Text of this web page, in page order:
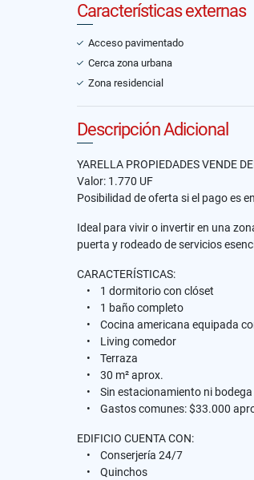
Características externas
Acceso pavimentado
Cerca zona urbana
Zona residencial
Descripción Adicional
YARELLA PROPIEDADES VENDE
Valor: 1.770 UF
Posibilidad de oferta si el pago es
Ideal para vivir o invertir en una
puerta y rodeado de servicios
CARACTERÍSTICAS:
• 1 dormitorio con clóset
• 1 baño completo
• Cocina americana equipada
• Living comedor
• Terraza
• 30 m² aprox.
• Sin estacionamiento ni bodega
• Gastos comunes: $33.000
EDIFICIO CUENTA CON:
• Conserjería 24/7
• Quinchos